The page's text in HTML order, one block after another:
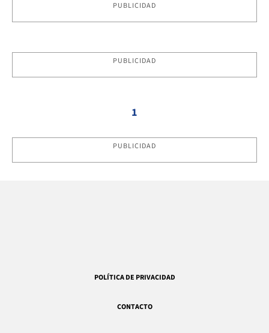
PUBLICIDAD
PUBLICIDAD
1
PUBLICIDAD
POLÍTICA DE PRIVACIDAD
CONTACTO